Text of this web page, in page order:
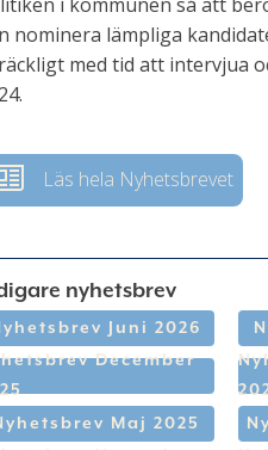
nominera lämpliga
med tid att intervjua
Läs hela Nyhetsbrevet
nyhetsbrev
Juni 2026
December
Maj 2025